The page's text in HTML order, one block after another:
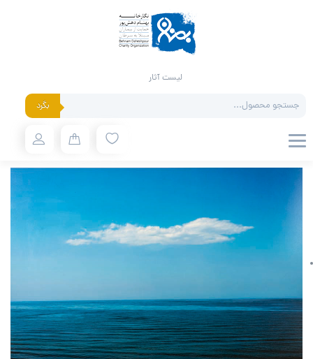
لیست آثار
search بگرد